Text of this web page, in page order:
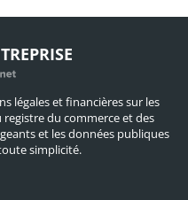
légales et financières sur les
du commerce et des
et les données publiques
simplicité.